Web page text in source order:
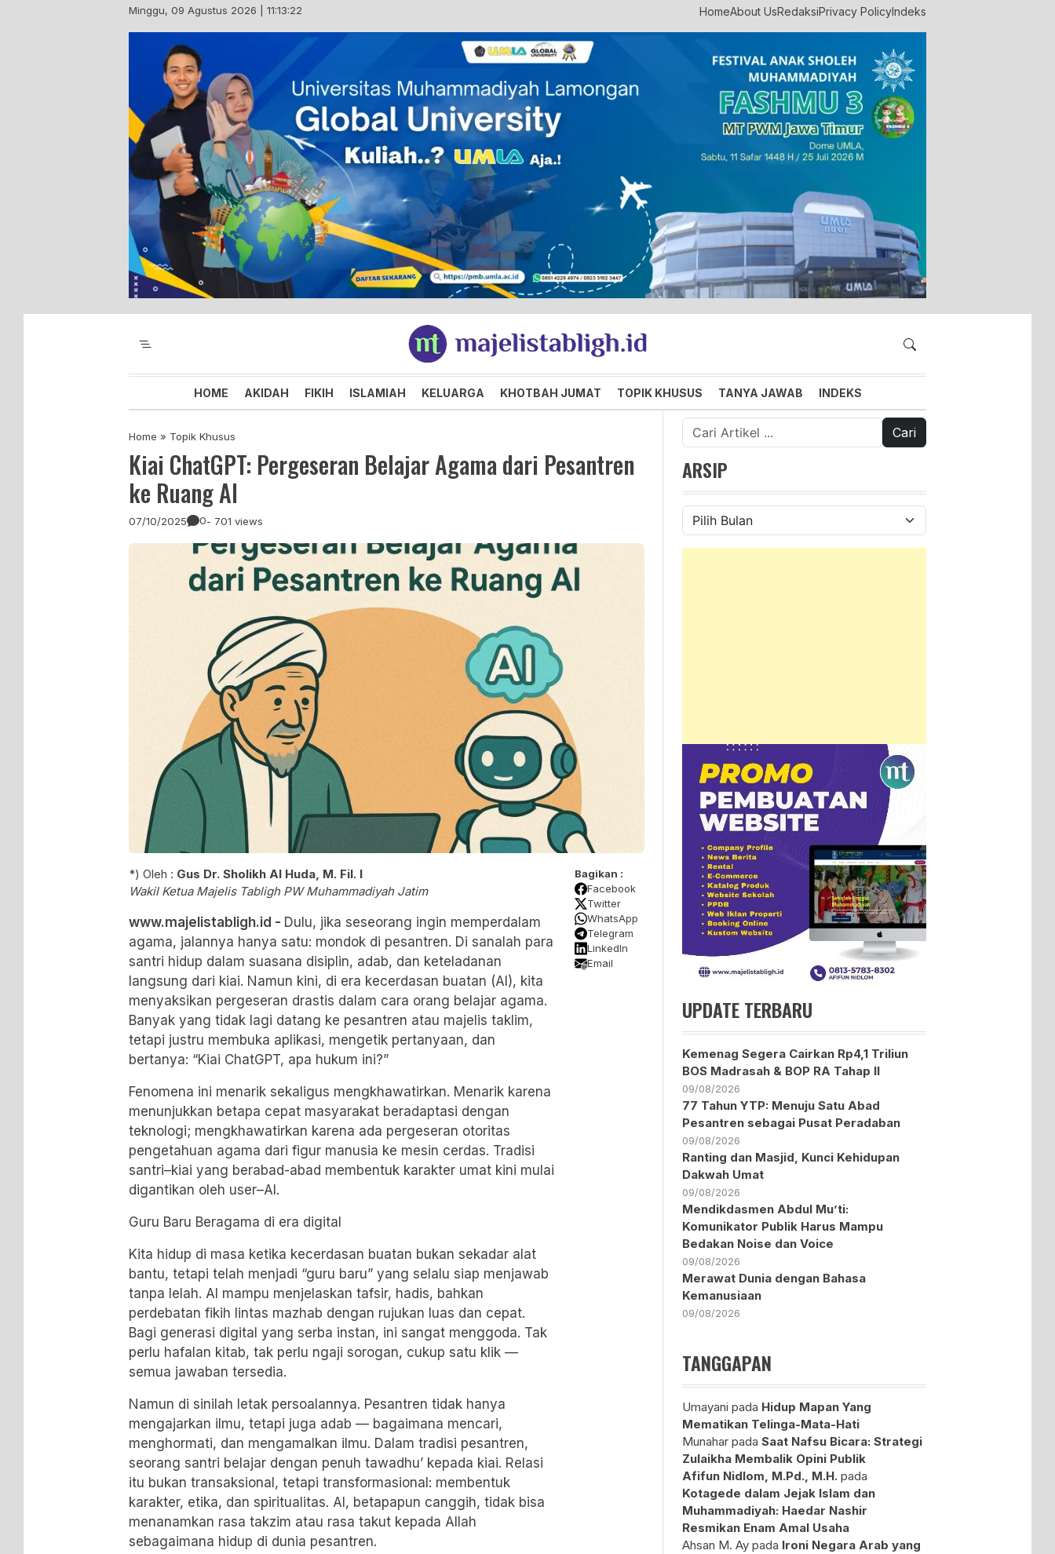
Minggu, 09 Agustus 2026 | 11:13:23 HomeAbout UsRedaksiPrivacy PolicyIndeks
Majelis Tabligh Muhammadiyah
Syiar Dakwah Islam Berkemajuan dan Menggembirakan
HOME AKIDAH FIKIH ISLAMIAH KELUARGA KHOTBAH JUMAT TOPIK KHUSUS TANYA JAWAB INDEKS
Home » Topik Khusus
Kiai ChatGPT: Pergeseran Belajar Agama dari Pesantren
ke Ruang AI
07/10/2025 0- 701 views
*) Oleh : Gus Dr. Sholikh Al Huda, M. Fil. I
Wakil Ketua Majelis Tabligh PW Muhammadiyah Jatim
www.majelistabligh.id - Dulu, jika seseorang ingin memperdalam
agama, jalannya hanya satu: mondok di pesantren. Di sanalah para
santri hidup dalam suasana disiplin, adab, dan keteladanan
langsung dari kiai. Namun kini, di era kecerdasan buatan (AI), kita
menyaksikan pergeseran drastis dalam cara orang belajar agama.
Banyak yang tidak lagi datang ke pesantren atau majelis taklim,
tetapi justru membuka aplikasi, mengetik pertanyaan, dan
bertanya: “Kiai ChatGPT, apa hukum ini?”
Fenomena ini menarik sekaligus mengkhawatirkan. Menarik karena
menunjukkan betapa cepat masyarakat beradaptasi dengan
teknologi; mengkhawatirkan karena ada pergeseran otoritas
pengetahuan agama dari figur manusia ke mesin cerdas. Tradisi
santri–kiai yang berabad-abad membentuk karakter umat kini mulai
digantikan oleh user–AI.
Guru Baru Beragama di era digital
Kita hidup di masa ketika kecerdasan buatan bukan sekadar alat
bantu, tetapi telah menjadi “guru baru” yang selalu siap menjawab
tanpa lelah. AI mampu menjelaskan tafsir, hadis, bahkan
perdebatan fikih lintas mazhab dengan rujukan luas dan cepat.
Bagi generasi digital yang serba instan, ini sangat menggoda. Tak
perlu hafalan kitab, tak perlu ngaji sorogan, cukup satu klik —
semua jawaban tersedia.
Namun di sinilah letak persoalannya. Pesantren tidak hanya
mengajarkan ilmu, tetapi juga adab — bagaimana mencari,
menghormati, dan mengamalkan ilmu. Dalam tradisi pesantren,
seorang santri belajar dengan penuh tawadhu’ kepada kiai. Relasi
itu bukan transaksional, tetapi transformasional: membentuk
karakter, etika, dan spiritualitas. AI, betapapun canggih, tidak bisa
menanamkan rasa takzim atau rasa takut kepada Allah
sebagaimana hidup di dunia pesantren.
Bagikan :
Facebook
Twitter
WhatsApp
Telegram
LinkedIn
Email
Cari
untuk:
ARSIP
Arsip
UPDATE TERBARU
Kemenag Segera Cairkan Rp4,1 Triliun
BOS Madrasah & BOP RA Tahap II
09/08/2026
77 Tahun YTP: Menuju Satu Abad
Pesantren sebagai Pusat Peradaban
09/08/2026
Ranting dan Masjid, Kunci Kehidupan
Dakwah Umat
09/08/2026
Mendikdasmen Abdul Mu’ti:
Komunikator Publik Harus Mampu
Bedakan Noise dan Voice
09/08/2026
Merawat Dunia dengan Bahasa
Kemanusiaan
09/08/2026
TANGGAPAN
Umayani pada Hidup Mapan Yang
Mematikan Telinga-Mata-Hati
Munahar padaSaat Nafsu Bicara: Strategi
Zulaikha Membalik Opini Publik
Afifun Nidlom, M.Pd., M.H. pada
Kotagede dalam Jejak Islam dan
Muhammadiyah: Haedar Nashir
Resmikan Enam Amal Usaha
Ahsan M. Ay pada Ironi Negara Arab yang